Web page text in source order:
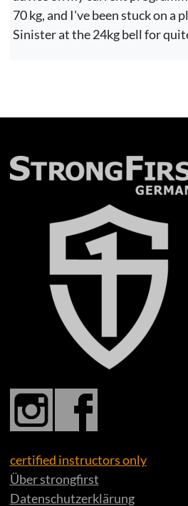
70 kg, and I've been stuck on a
Sinister at the 24kg bell for
certified instructors only
Über strongfirst
Datenschutzerklärung